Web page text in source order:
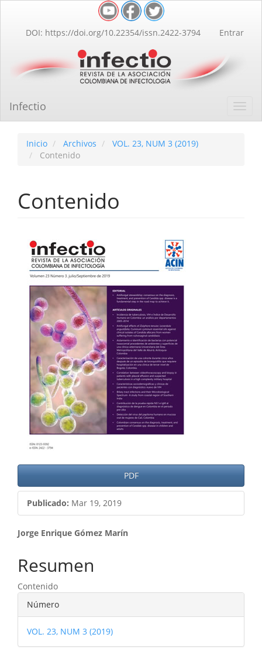
Contenido
principal
lateral
DOI: https://doi.org/10.22354/issn.2422-3794 Entrar
Infectio
Inicio Archivos
VOL. 23, NUM 3 (2019)
Contenido
Contenido
Barra
lateral
del
artículo
PDF
Publicado: Mar 19, 2019
Contenido
principal
del
artículo
Jorge Enrique Gómez Marín
Resumen
Contenido
Detalles
del
artículo
Número
VOL. 23, NUM 3 (2019)